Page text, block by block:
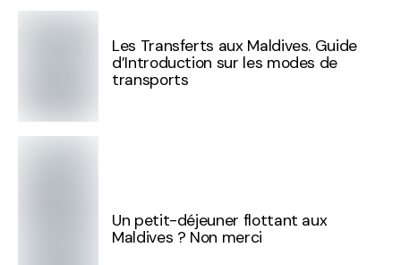
Les Transferts aux Maldives. Guide
d’Introduction sur les modes de
transports
Un petit-déjeuner flottant aux
Maldives ? Non merci